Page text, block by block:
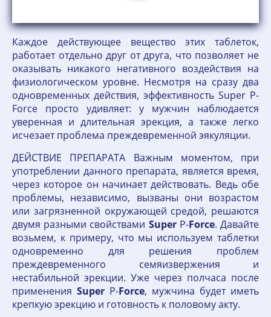
Каждое действующее вещество этих таблеток,
работает отдельно друг от друга, что позволяет не
оказывать никакого негативного воздействия на
физиологическом уровне. Несмотря на сразу два
одновременных действия, эффективность Super P-
Force просто удивляет: у мужчин наблюдается
уверенная и длительная эрекция, а также легко
исчезает проблема преждевременной эякуляции.
ДЕЙСТВИЕ ПРЕПАРАТА Важным моментом, при
употреблении данного препарата, является время,
через которое он начинает действовать. Ведь обе
проблемы, независимо, вызваны они возрастом
или загрязненной окружающей средой, решаются
двумя разными свойствами SuperP-Force. Давайте
возьмем, к примеру, что мы используем таблетки
одновременно для решения проблем
преждевременного семяизвержения и
нестабильной эрекции. Уже через полчаса после
применения Super P-Force, мужчина будет иметь
крепкую эрекцию и готовность к половому акту.